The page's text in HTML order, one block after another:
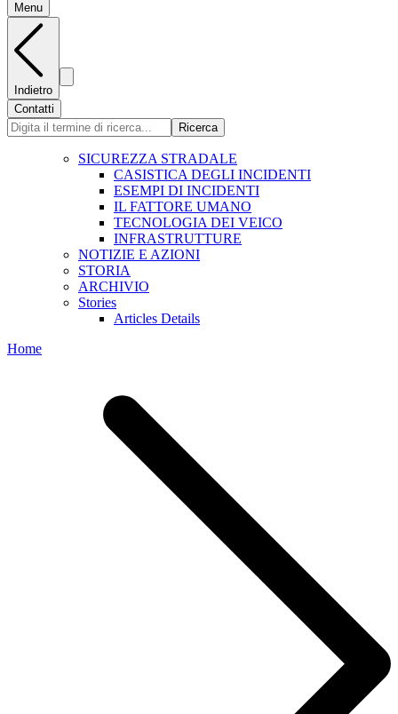
Menu
Indietro
Contatti
Ricerca
SICUREZZA STRADALE
CASISTICA DEGLI INCIDENTI
ESEMPI DI INCIDENTI
IL FATTORE UMANO
TECNOLOGIA DEI VEICO
INFRASTRUTTURE
NOTIZIE E AZIONI
STORIA
ARCHIVIO
Stories
Articles Details
Home